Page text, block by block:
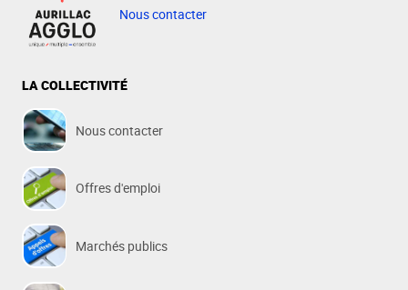
Nous contacter
LA COLLECTIVITÉ
Nous contacter
Offres d'emploi
Marchés publics